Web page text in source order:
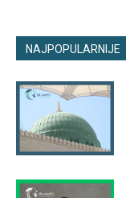
NAJPOPULARNIJE